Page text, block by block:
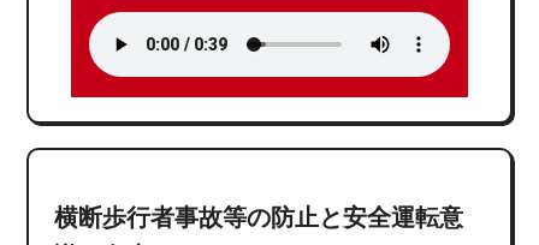
横断歩行者事故等の防止と安全運転意